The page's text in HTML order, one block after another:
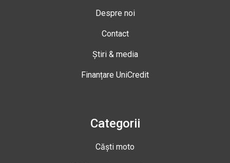
Despre noi
Contact
Știri & media
Finanțare UniCredit
Categorii
Căști moto